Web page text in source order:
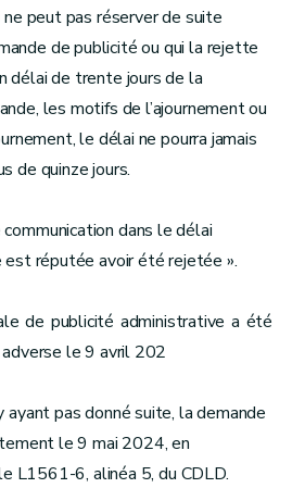
ne peut pas réserver de suite
de publicité ou qui la rejette
délai de trente jours de la
les motifs de l’ajournement ou
le délai ne pourra jamais
de quinze jours.
communication dans le délai
est réputée avoir été rejetée ».
de publicité administrative a été
le 9 avril 202
ayant pas donné suite, la demande
le 9 mai 2024, en
L1561-6, alinéa 5, du CDLD.